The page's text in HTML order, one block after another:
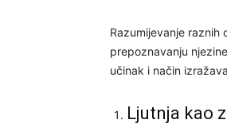
Razumijevanje
prepoznavanju
učinak i način
Ljutnja kao